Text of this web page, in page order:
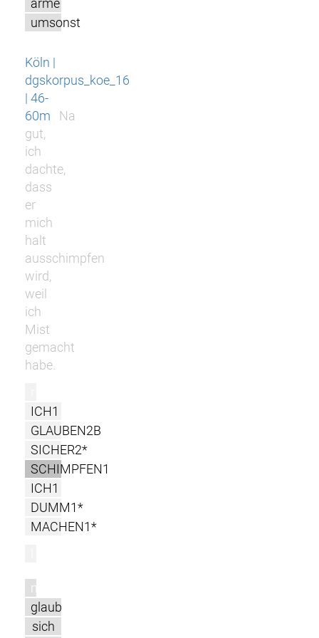
arme
umsonst
Köln |
dgskorpus_koe_16
| 46-
60m
Na
gut,
ich
dachte,
dass
er
mich
halt
ausschimpfen
wird,
weil
ich
Mist
gemacht
habe.
ICH1
GLAUBEN2B
SICHER2*
SCHIMPFEN1
ICH1
DUMM1*
MACHEN1*
m
glaub
sich